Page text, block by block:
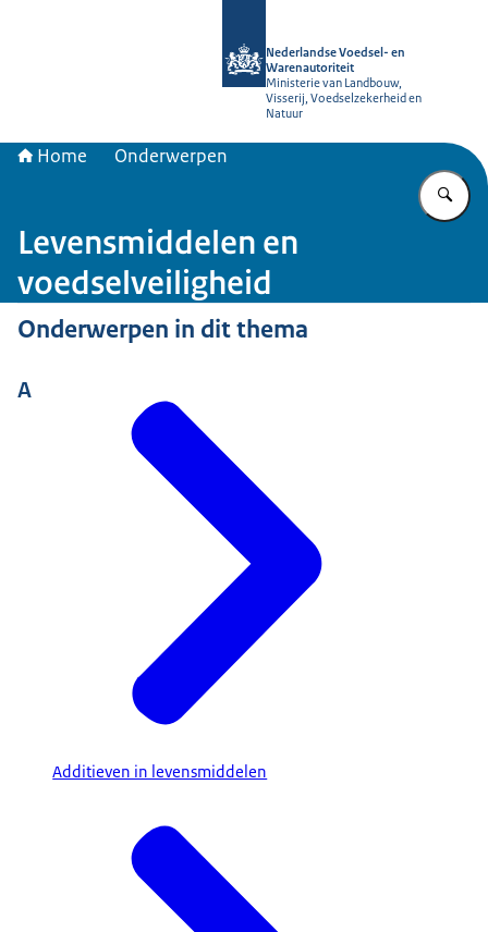
Nederlandse Voedsel- en
Warenautoriteit
Ministerie van Landbouw,
Visserij, Voedselzekerheid en
Natuur
Home Onderwerpen
Levensmiddelen en
voedselveiligheid
Onderwerpen in dit thema
A
Additieven in levensmiddelen